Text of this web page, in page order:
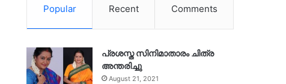
Popular Recent Comments
പ്രശസ്ത സിനിമാതാരം ചിത്ര
അന്തരിച്ചു
August 21, 2021